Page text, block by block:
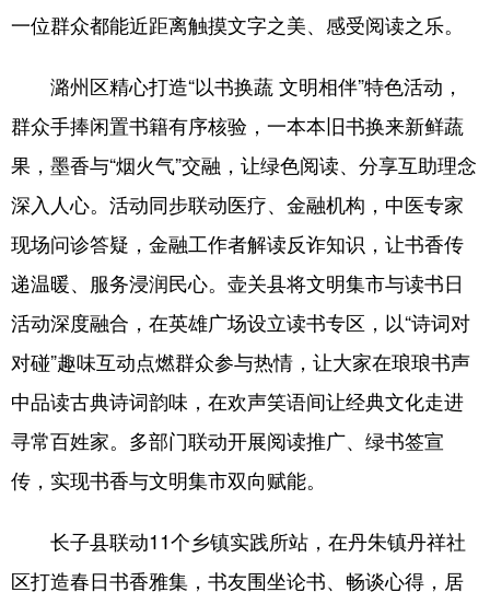
一位群众都能近距离触摸文字之美、感受阅读之乐。
潞州区精心打造“以书换蔬 文明相伴”特色活动，
群众手捧闲置书籍有序核验，一本本旧书换来新鲜蔬
果，墨香与“烟火气”交融，让绿色阅读、分享互助理念
深入人心。活动同步联动医疗、金融机构，中医专家
现场问诊答疑，金融工作者解读反诈知识，让书香传
递温暖、服务浸润民心。壶关县将文明集市与读书日
活动深度融合，在英雄广场设立读书专区，以“诗词对
对碰”趣味互动点燃群众参与热情，让大家在琅琅书声
中品读古典诗词韵味，在欢声笑语间让经典文化走进
寻常百姓家。多部门联动开展阅读推广、绿书签宣
传，实现书香与文明集市双向赋能。
长子县联动11个乡镇实践所站，在丹朱镇丹祥社
区打造春日书香雅集，书友围坐论书、畅谈心得，居